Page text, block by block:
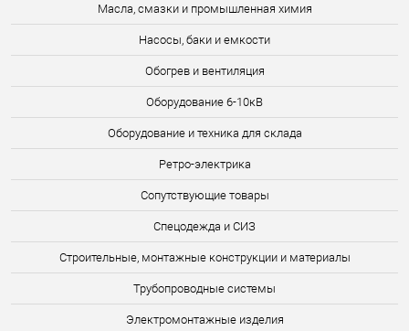
Масла, смазки и промышленная химия
Насосы, баки и емкости
Обогрев и вентиляция
Оборудование 6-10кВ
Оборудование и техника для склада
Ретро-электрика
Сопутствующие товары
Спецодежда и СИЗ
Строительные, монтажные конструкции и материалы
Трубопроводные системы
Электромонтажные изделия